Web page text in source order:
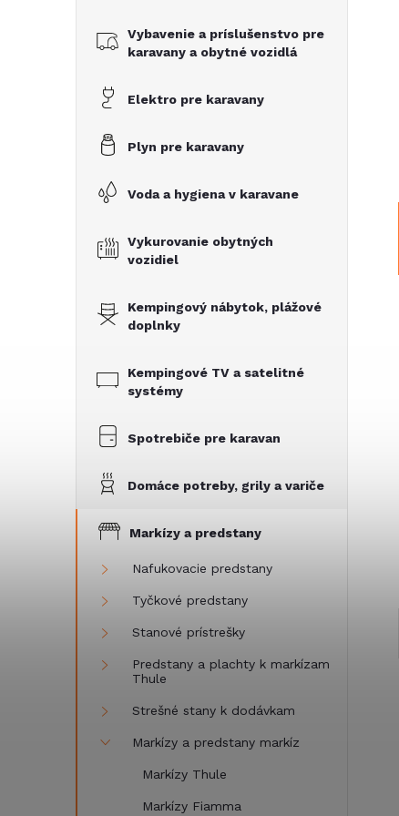
Vybavenie a príslušenstvo pre
karavany a obytné vozidlá
Elektro pre karavany
Plyn pre karavany
Voda a hygiena v karavane
Vykurovanie obytných
vozidiel
Kempingový nábytok, plážové
doplnky
Kempingové TV a satelitné
systémy
Spotrebiče pre karavan
Domáce potreby, grily a variče
Markízy a predstany
Nafukovacie predstany
Tyčkové predstany
Stanové prístrešky
Predstany a plachty k markízam
Thule
Strešné stany k dodávkam
Markízy a predstany markíz
Markízy Thule
Markízy Fiamma